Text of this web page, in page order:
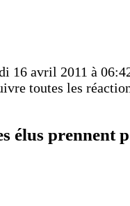
16 avril 2011 à
toutes les
élus prennent